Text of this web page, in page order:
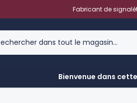
Fabricant de
Bienvenue dans